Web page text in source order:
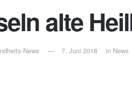
alte
News 7. Juni 2018 in News